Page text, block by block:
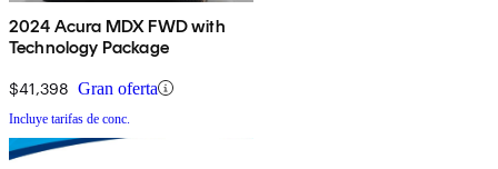
2024 Acura MDX FWD with
Technology Package
$41,398 Gran oferta
Incluye tarifas de conc.